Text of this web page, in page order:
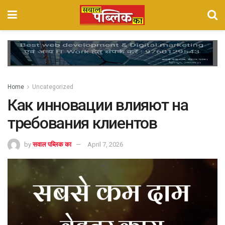
Home Uncategorized
Как инновации влияют на
требования клиентов
by सवाल पब्लिक का April 7, 2026